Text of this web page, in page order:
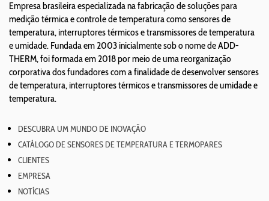
Empresa brasileira especializada na fabricação de soluções para
medição térmica e controle de temperatura como sensores de
temperatura, interruptores térmicos e transmissores de temperatura
e umidade. Fundada em 2003 inicialmente sob o nome de ADD-
THERM, foi formada em 2018 por meio de uma reorganização
corporativa dos fundadores com a finalidade de desenvolver sensores
de temperatura, interruptores térmicos e transmissores de umidade e
temperatura.
DESCUBRA UM MUNDO DE INOVAÇÃO
CATÁLOGO DE SENSORES DE TEMPERATURA E TERMOPARES
CLIENTES
EMPRESA
NOTÍCIAS